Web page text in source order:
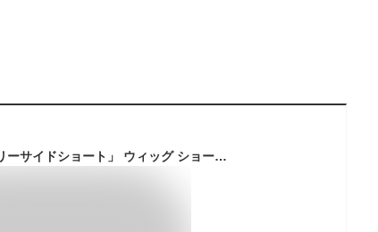
「リニューアル エアリーサイドショート」 ウィッグ ショート 自然 フルウィッグ レディース ボブ ショートボブ 医療用ウィッグ グラデーション ウイッグ 男装 ショートヘア メンズ ハイトーン 大人 バレない 黒髪 金髪 かつら お洒落 普段使い ハロウィン 女性 コスプレ FKR